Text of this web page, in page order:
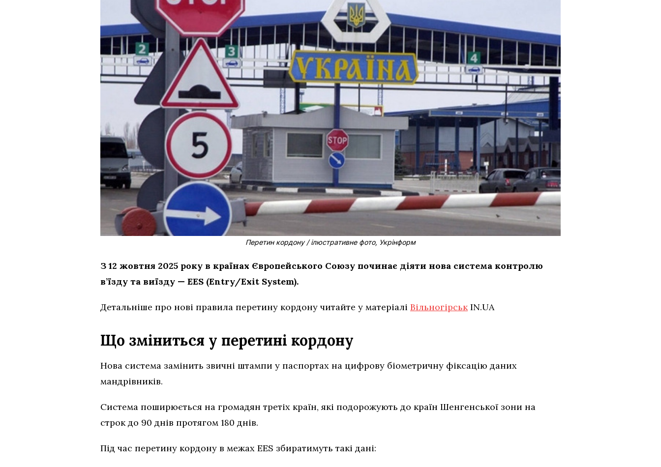
Перетин кордону / ілюстративне фото, Укрінформ
З 12 жовтня 2025 року в країнах Європейського Союзу починає діяти нова система контролю
в’їзду та виїзду — EES (Entry/Exit System).
Детальніше про нові правила перетину кордону читайте у матеріалі ВільногірськIN.UA
Що зміниться у перетині кордону
Нова система замінить звичні штампи у паспортах на цифрову біометричну фіксацію даних
мандрівників.
Система поширюється на громадян третіх країн, які подорожують до країн Шенгенської зони на
строк до 90 днів протягом 180 днів.
Під час перетину кордону в межах EES збиратимуть такі дані: